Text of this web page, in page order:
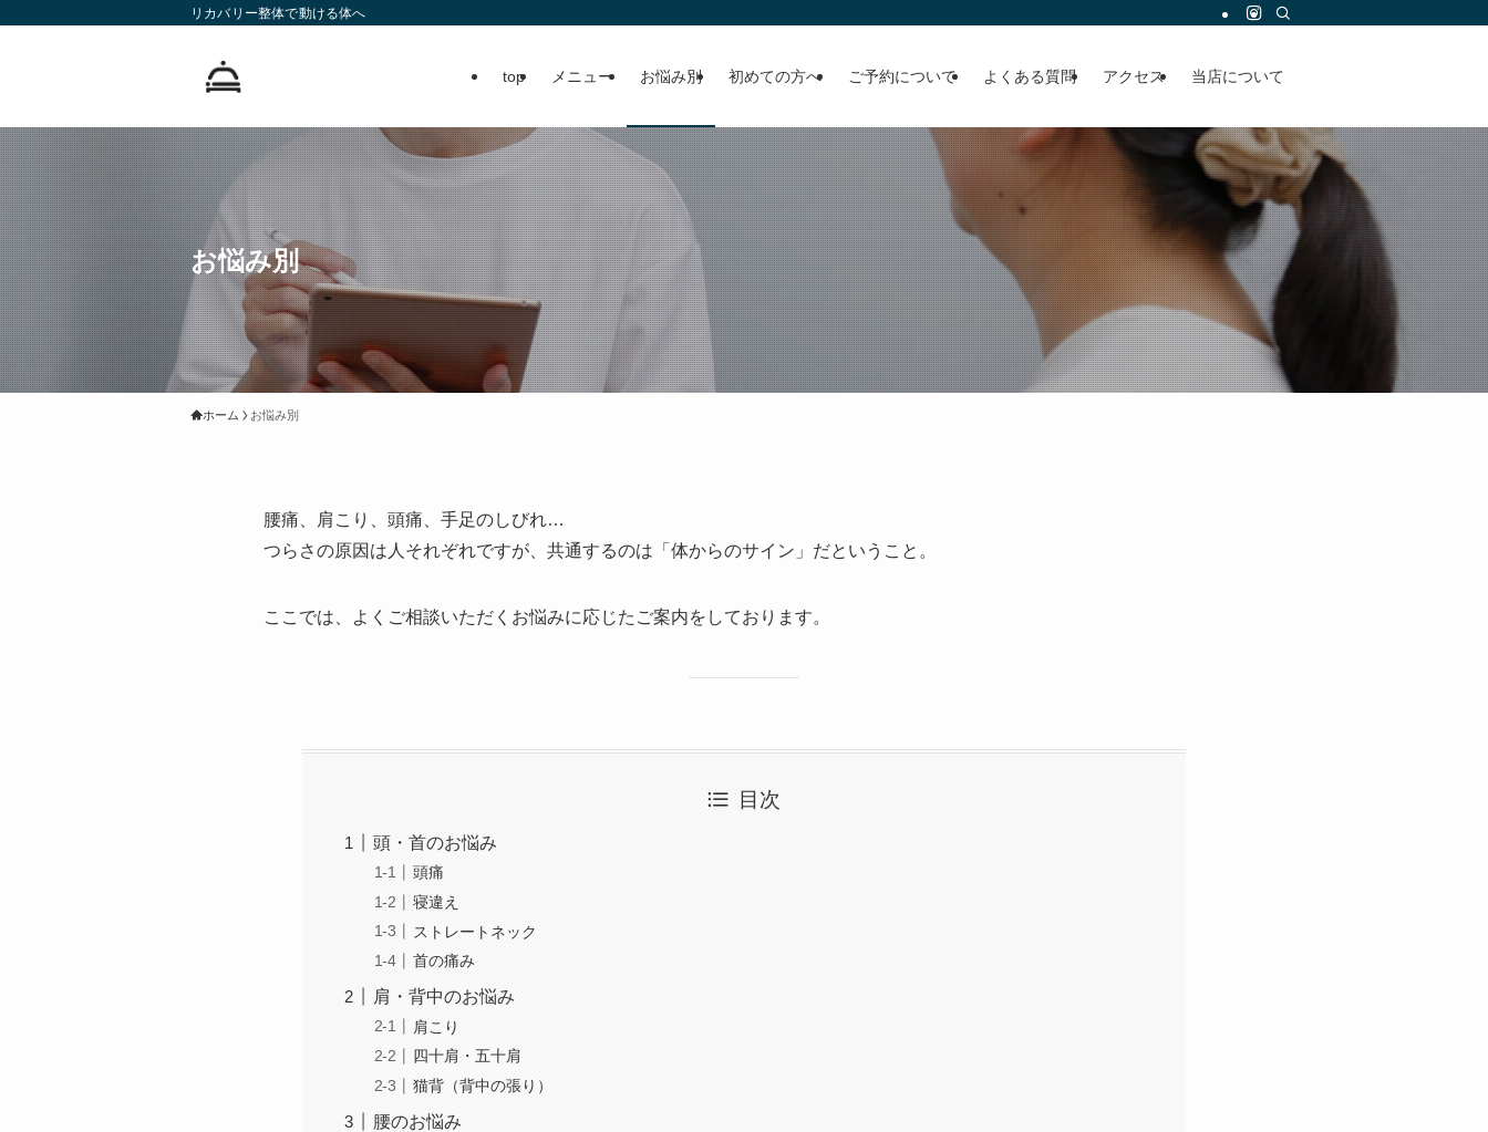
リカバリー整体で動ける体へ
top メニュー お悩み別 初めての方へ ご予約について よくある質問 アクセス 当店について
お悩み別
ホーム お悩み別
腰痛、肩こり、頭痛、手足のしびれ…
つらさの原因は人それぞれですが、共通するのは「体からのサイン」だということ。
ここでは、よくご相談いただくお悩みに応じたご案内をしております。
目次
頭・首のお悩み
頭痛
寝違え
ストレートネック
首の痛み
肩・背中のお悩み
肩こり
四十肩・五十肩
猫背（背中の張り）
腰のお悩み